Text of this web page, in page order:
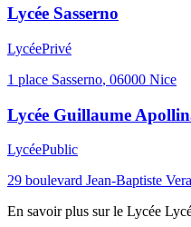
Lycée Sasserno
LycéePrivé
1 place Sasserno, 06000 Nice
Lycée Guillaume
LycéePublic
29 boulevard Jean-Baptiste
En savoir plus sur le Lycée